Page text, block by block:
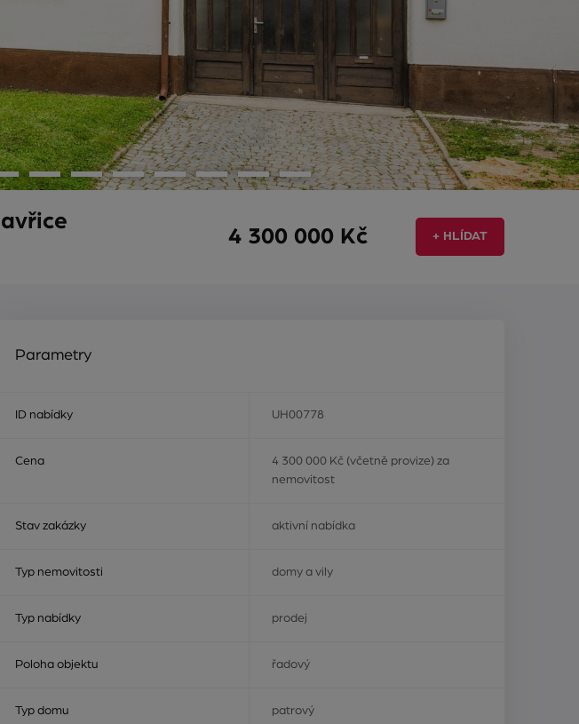
4 300 000 Kč + HLÍDAT
Parametry
ID nabídky UH00778
Cena
4 300 000 Kč (včetně provize) za
nemovitost
Stav zakázky aktivní nabídka
Typ nemovitosti domy a vily
Typ nabídky prodej
Poloha objektu řadový
Typ domu patrový